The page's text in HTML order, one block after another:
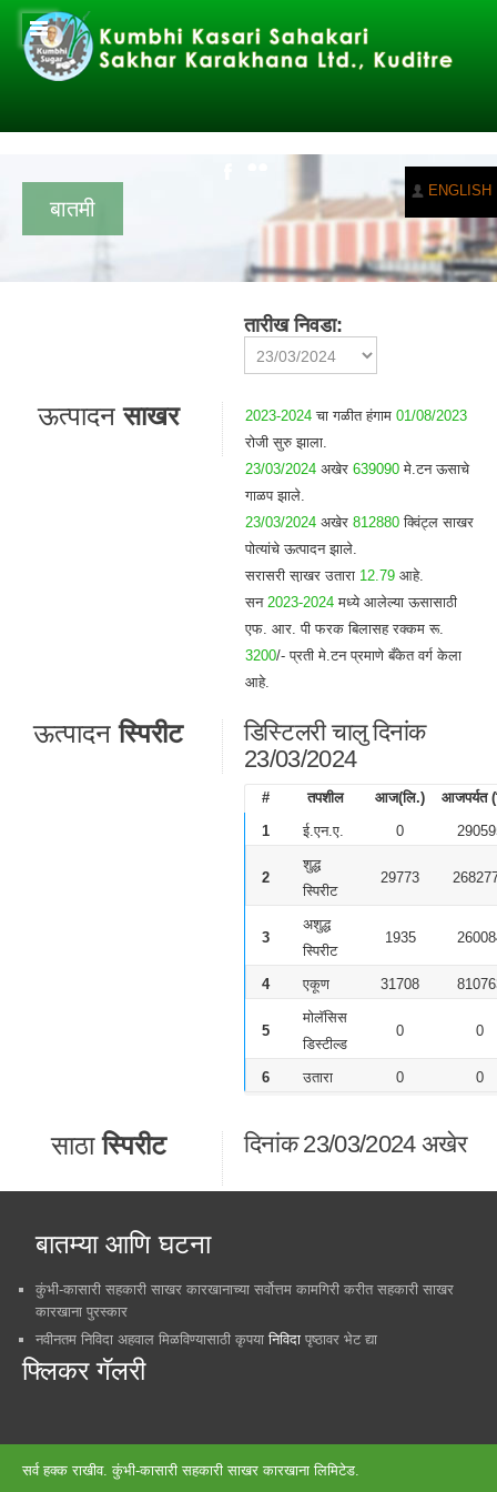
ENGLISH
बातमी
तारीख निवडा:
ऊत्पादनसाखर 2023-2024 चा गळीत हंगाम 01/08/2023
रोजी सुरु झाला.
23/03/2024 अखेर 639090 मे.टन ऊसाचे
गाळप झाले.
23/03/2024 अखेर 812880 क्विंट्ल साखर
पोत्यांचे ऊत्पादन झाले.
सरासरी सा़खर उतारा 12.79 आहे.
सन 2023-2024 मध्ये आलेल्या ऊसासाठी
एफ. आर. पी फरक बिलासह रक्कम रू.
3200/- प्रती मे.टन प्रमाणे बँकेत वर्ग केला
आहे.
ऊत्पादनस्पिरीट
डिस्टिलरी चालु दिनांक
23/03/2024
# तपशील आज(लि.)
आजपर्यत
1
ई.एन.ए. 0
2
शुद्ध
स्पिरीट
29773
3
अशुद्ध
स्पिरीट
1935
4 एकूण 31708
5
मोलॅसिस
डिस्टील्ड
0 0
6 उतारा 0 0
साठास्पिरीट दिनांक23/03/2024अखेर
बातम्या आणि घटना
कुंभी-कासारी सहकारी साखर कारखानाच्या सर्वोत्तम कामगिरी करीत सहकारी साखर
कारखाना पुरस्कार
नवीनतम निविदा अहवाल मिळविण्यासाठी कृपया निविदा पृष्ठावर भेट द्या
फ्लिकर गॅलरी
सर्व हक्क राखीव. कुंभी-कासारी सहकारी साखर कारखाना लिमिटेड.